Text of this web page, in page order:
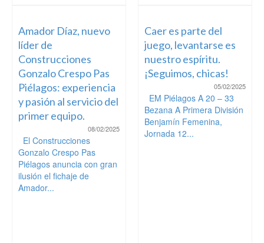
Amador Díaz, nuevo
líder de
Construcciones
Gonzalo Crespo Pas
Piélagos: experiencia
y pasión al servicio del
primer equipo.
08/02/2025
El Construcciones
Gonzalo Crespo Pas
Piélagos anuncia con gran
ilusión el fichaje de
Amador...
Caer es parte del
juego, levantarse es
nuestro espíritu.
¡Seguimos, chicas!
05/02/2025
EM Piélagos A 20 – 33
Bezana A Primera División
Benjamín Femenina,
Jornada 12...